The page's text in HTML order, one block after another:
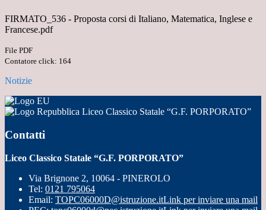
FIRMATO_536 - Proposta corsi di Italiano, Matematica, Inglese e
Francese.pdf
File PDF
Contatore click: 164
Notizie
Liceo Classico Statale “G.F. PORPORATO”
Contatti
Liceo Classico Statale “G.F. PORPORATO”
Via Brignone 2, 10064 - PINEROLO
Tel: 0121 795064
Email: TOPC06000D@istruzione.itLink per inviare una mail